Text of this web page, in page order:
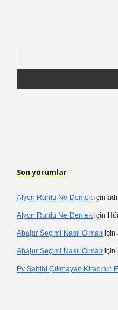
Son yorumlar
Afyon Ruhlu Ne Demek için
Afyon Ruhlu Ne Demek için
Abajur Seçimi Nasıl Olmalı için
Abajur Seçimi Nasıl Olmalı için
Ev Sahibi Çıkmayan